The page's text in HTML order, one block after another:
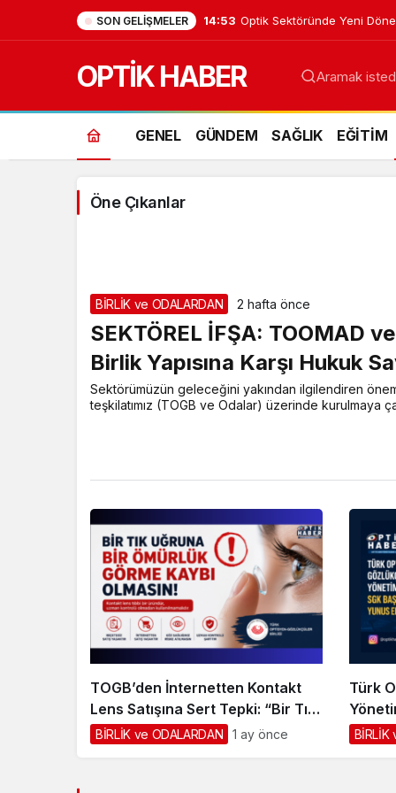
SON GELIŞMELER 14:53 Optik Sektöründe Yeni
OPTİK HABER
BİRLİK
ve
Haberleri
Aramak
GENEL GÜNDEM SAĞLIK EĞİTİM
Öne Çıkanlar
BİRLİK ve ODALARDAN 2 hafta önce
SEKTÖREL İFŞA: TOOMAD
Birlik Yapısına Karşı Hukuk
Sektörümüzün geleceğini yakından ilgilendiren
teşkilatımız (TOGB ve Odalar) üzerinde kurulmaya
TOGB’den İnternetten Kontakt
Lens Satışına Sert Tepki: “Bir Tık
Uğruna Bir Ömürlük Görme Kaybı
BİRLİK ve ODALARDAN 1 ay önce
Türk
Yunus
BİRLİK